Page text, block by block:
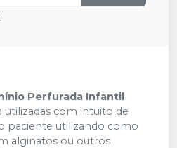
Perfurada Infantil
utilizadas com intuito de
paciente utilizando como
alginatos ou outros